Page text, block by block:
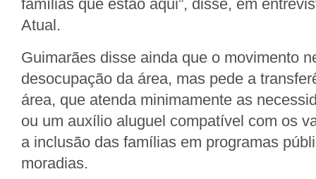
famílias que estão aqui”, disse, em
Atual.
Guimarães disse ainda que o movimento
desocupação da área, mas pede a
área, que atenda minimamente as
ou um auxílio aluguel compatível com os
a inclusão das famílias em programas
moradias.